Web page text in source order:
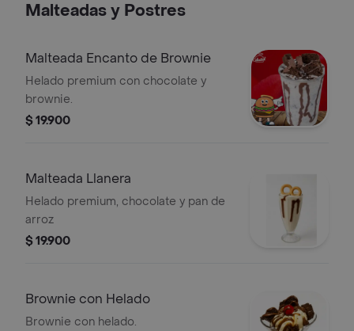
Malteadas y Postres
Malteada Encanto de Brownie
Helado premium con chocolate y
brownie.
$ 19.900
Malteada Llanera
Helado premium, chocolate y pan de
arroz
$ 19.900
Brownie con Helado
Brownie con helado.